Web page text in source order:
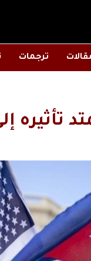
ترجمات
تأثيره